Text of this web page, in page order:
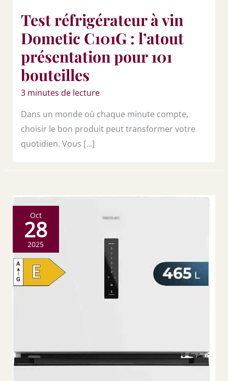
Test réfrigérateur à vin
Dometic C101G : l’atout
présentation pour 101
bouteilles
3 minutes de lecture
Dans un monde où chaque minute compte,
choisir le bon produit peut transformer votre
quotidien. Vous […]
Oct
28
2025